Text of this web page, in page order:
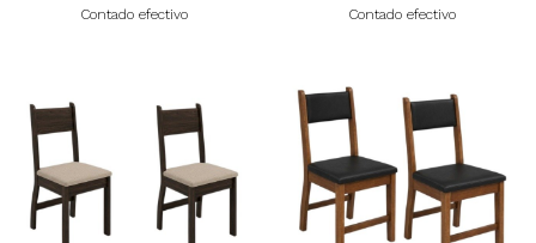
Contado efectivo Contado efectivo